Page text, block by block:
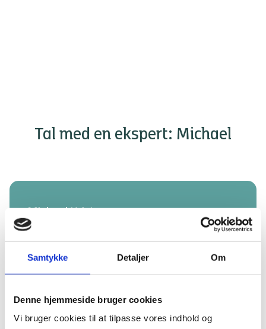
Samtykke Detaljer Om
Denne hjemmeside bruger cookies
Vi bruger cookies til at tilpasse vores indhold og
Tal med en ekspert: Michael
Kundechef, Vores ejendom
Michael er vores ekspert, når det kommer til Vores
rådgiver dig i forhold til hvilken af vores servicepakker, der